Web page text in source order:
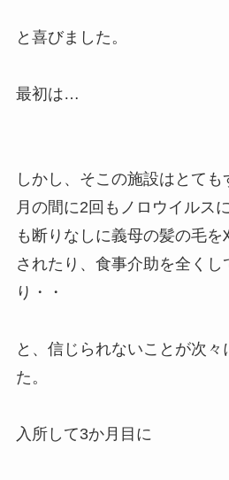
と喜びました。
最初は…
しかし、そこの施設はとて
月の間に2回もノロウイルス
も断りなしに義母の髪の毛を
されたり、食事介助を全くし
り・・
と、信じられないことが次々
た。
入所して3か月目に